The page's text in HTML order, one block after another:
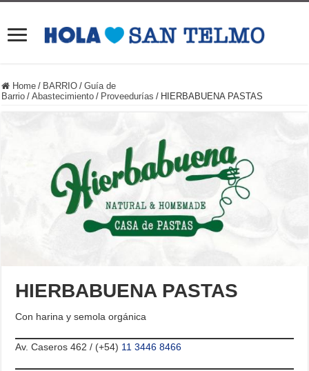
Home / BARRIO / Guía de
Barrio / Abastecimiento / Proveedurías / HIERBABUENA PASTAS
HIERBABUENA PASTAS
Con harina y semola orgánica
Av. Caseros 462 / (+54) 11 3446 8466